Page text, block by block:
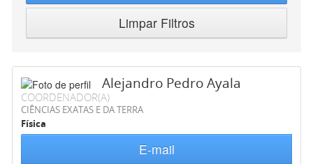
Limpar Filtros
Alejandro Pedro Ayala
COORDENADOR(A)
CIÊNCIAS EXATAS E DA TERRA
Física
E-mail